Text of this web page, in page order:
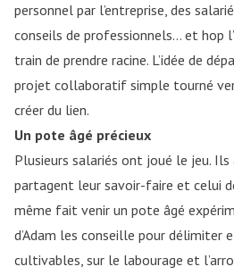
personnel par l’entreprise, des
conseils de professionnels… et hop
train de prendre racine. L’idée de
projet collaboratif simple tourné
créer du lien.
Un pote âgé précieux
Plusieurs salariés ont joué le jeu.
partagent leur savoir-faire et celui de
même fait venir un pote âgé
d’Adam les conseille pour délimiter
cultivables, sur le labourage et